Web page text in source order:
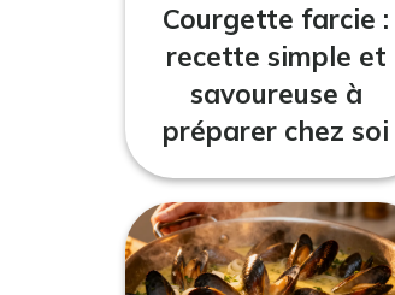
Courgette farcie :
recette simple et
savoureuse à
préparer chez soi